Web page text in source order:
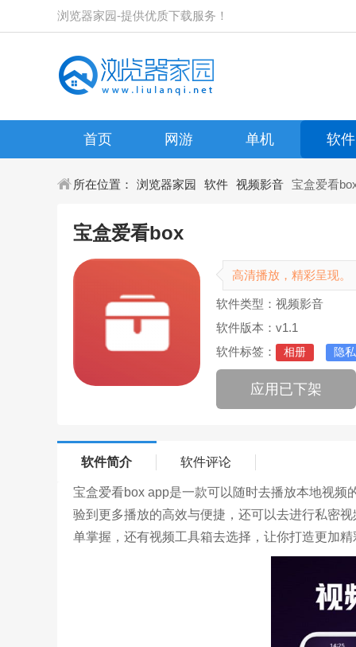
浏览器家园-提供优质下载服务！
首页 网游 单机 软件
所在位置： 浏览器家园 软件 视频影音 宝盒爱看
宝盒爱看box
高清播放，精彩呈现。
软件类型：视频影音
软件版本：v1.1
软件标签：
相册 隐
应用已下架
软件简介 软件评论
宝盒爱看box app是一款可以随时去播放本地视频
验到更多播放的高效与便捷，还可以去进行私密
单掌握，还有视频工具箱去选择，让你打造更加